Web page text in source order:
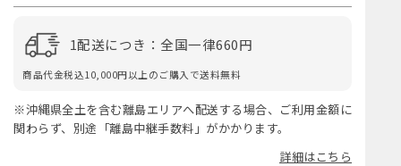
1配送につき：全国一律660円
商品代金税込10,000円以上のご購入で送料無料
※沖縄県全土を含む離島エリアへ配送する場合、ご利用金額に
関わらず、別途「離島中継手数料」がかかります。
詳細はこちら